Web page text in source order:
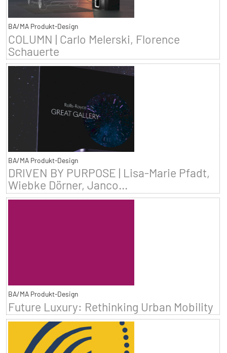
BA/MA Produkt-Design
COLUMN | Carlo Melerski, Florence
Schauerte
BA/MA Produkt-Design
DRIVEN BY PURPOSE | Lisa-Marie Pfadt,
Wiebke Dörner, Janco...
BA/MA Produkt-Design
Future Luxury: Rethinking Urban Mobility